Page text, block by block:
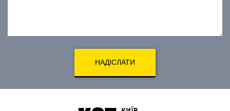
НАДІСЛАТИ